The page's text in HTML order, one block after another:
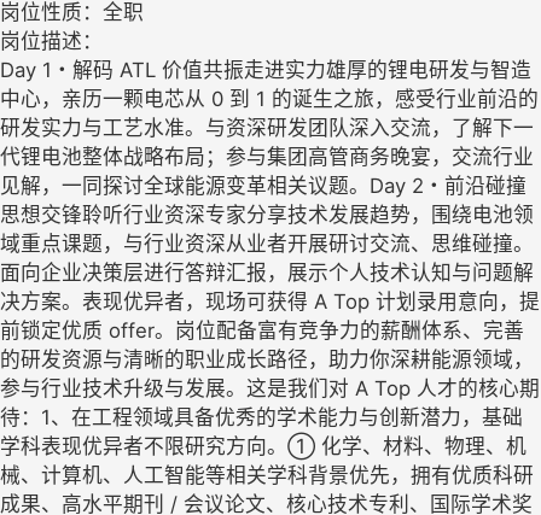
岗位性质：全职
岗位描述：
Day 1・解码 ATL 价值共振走进实力雄厚的锂电研发与智造
中心，亲历一颗电芯从 0 到 1 的诞生之旅，感受行业前沿的
研发实力与工艺水准。与资深研发团队深入交流，了解下一
代锂电池整体战略布局；参与集团高管商务晚宴，交流行业
见解，一同探讨全球能源变革相关议题。Day 2・前沿碰撞
思想交锋聆听行业资深专家分享技术发展趋势，围绕电池领
域重点课题，与行业资深从业者开展研讨交流、思维碰撞。
面向企业决策层进行答辩汇报，展示个人技术认知与问题解
决方案。表现优异者，现场可获得 A Top 计划录用意向，提
前锁定优质 offer。岗位配备富有竞争力的薪酬体系、完善
的研发资源与清晰的职业成长路径，助力你深耕能源领域，
参与行业技术升级与发展。这是我们对 A Top 人才的核心期
待：1、在工程领域具备优秀的学术能力与创新潜力，基础
学科表现优异者不限研究方向。① 化学、材料、物理、机
械、计算机、人工智能等相关学科背景优先，拥有优质科研
成果、高水平期刊 / 会议论文、核心技术专利、国际学术奖